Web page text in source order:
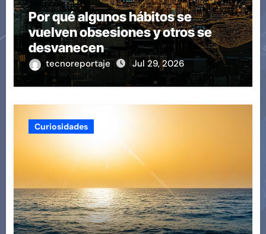
Por qué algunos hábitos se
vuelven obsesiones y otros se
desvanecen
tecnoreportaje Jul 29, 2026
Curiosidades